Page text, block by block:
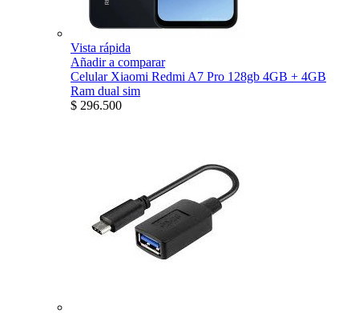
Vista rápida
Añadir a comparar
Celular Xiaomi Redmi A7 Pro 128gb 4GB + 4GB
Ram dual sim
$ 296.500